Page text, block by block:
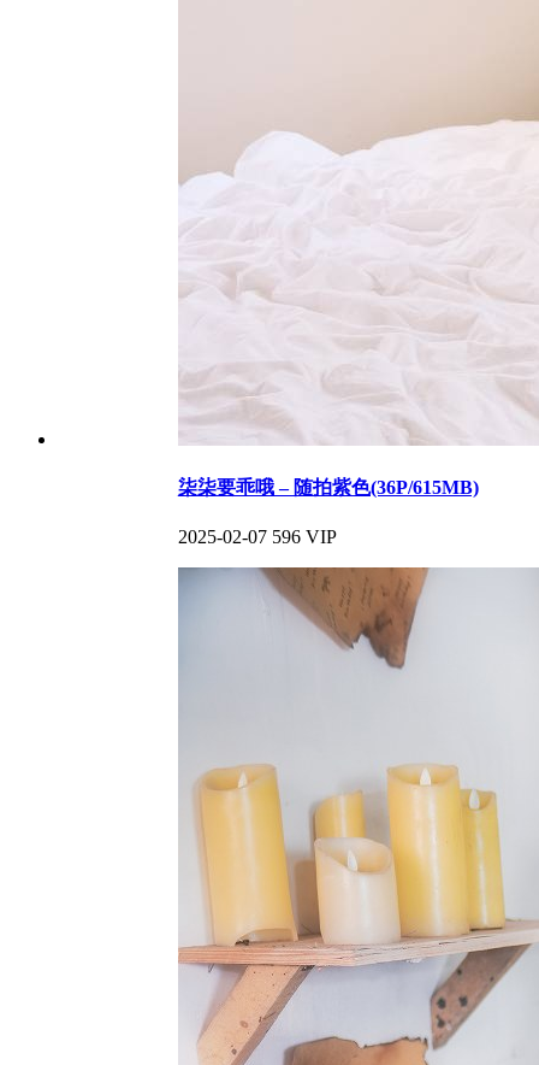
柒柒要乖哦 – 随拍紫色(36P/615MB)
2025-02-07 596 VIP